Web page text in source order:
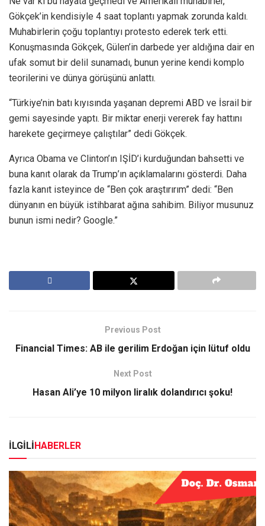
Gökçek’in kendisiyle 4 saat toplantı yapmak zorunda kaldı.
Muhabirlerin çoğu toplantıyı protesto ederek terk etti.
Konuşmasında Gökçek, Gülen’in darbede yer aldığına dair en
ufak somut bir delil sunamadı, bunun yerine kendi komplo
teorilerini ve dünya görüşünü anlattı.
“Türkiye’nin batı kıyısında yaşanan depremi ABD ve İsrail bir
gemi sayesinde yaptı. Bir miktar enerji vererek fay hattını
harekete geçirmeye çalıştılar” dedi Gökçek.
Ayrıca Obama ve Clinton’ın IŞİD’i kurduğundan bahsetti ve
buna kanıt olarak da Trump’ın açıklamalarını gösterdi. Daha
fazla kanıt isteyince de “Ben çok araştırırım” dedi: “Ben
dünyanın en büyük istihbarat ağına sahibim. Biliyor musunuz
bunun ismi nedir? Google.”
Previous Post
Financial Times: AB ile gerilim Erdoğan için lütuf oldu
Next Post
Hasan Ali’ye 10 milyon liralık dolandırıcı şoku!
İLGİLİHABERLER